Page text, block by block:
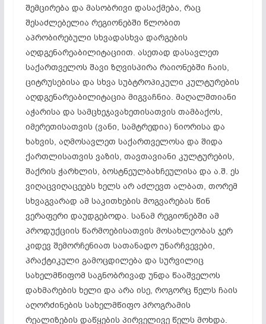
შემცირება და მასობრივი დასაქმება, რაც
შესაძლებელია რეგიონებში წლობით
აპრობირებული სხვადასხვა დარგების
აღდგენარეაბილიტაციით. ასეთად დასავლეთ
საქართველოს შავი ზღვისპირა რაიონებში ჩაის,
ციტრუსებისა და სხვა სუბტროპიკული კულტურების
აღდგენარეაბილიტაცია მიგვაჩნია. მაღალმთიანი
აჭარისა და სამცხეჯავახეთისათვის თამბაქოს,
იმერეთისათვის (ვანი, სამტრედია) ნიორისა და
ხახვის, აღმოსავლეთ საქართველოსა და შიდა
ქართლისათვის ვაზის, თავთავიანი კულტურების,
შაქრის ჭარხლის, ბოსტნეულბახჩეულისა და ა.შ. ეს
ვიღაცვიღაცეებს ხელს არ აძლევთ ალბათ, თორემ
სხვაგვარად ამ საკითხების მოგვარებას წინ
ვერაფერი დაუდგებოდა. სანამ რეგიონებში ამ
პროდუქციის წარმოებისათვის მოსახლეობას ჯერ
კიდევ შემორჩენიათ სათანადო უნარჩვევები,
პრაქტიკული გამოცდილება და სურვილიც
სახელმწიფომ საგნობრივად უნდა წააშველოს
დახმარების ხელი და არა ისე, როგორც წელს ჩაის
აღორძინების სახელმწიფო პროგრამის
რეალიზების დაწყების პირველივე წელს მოხდა.